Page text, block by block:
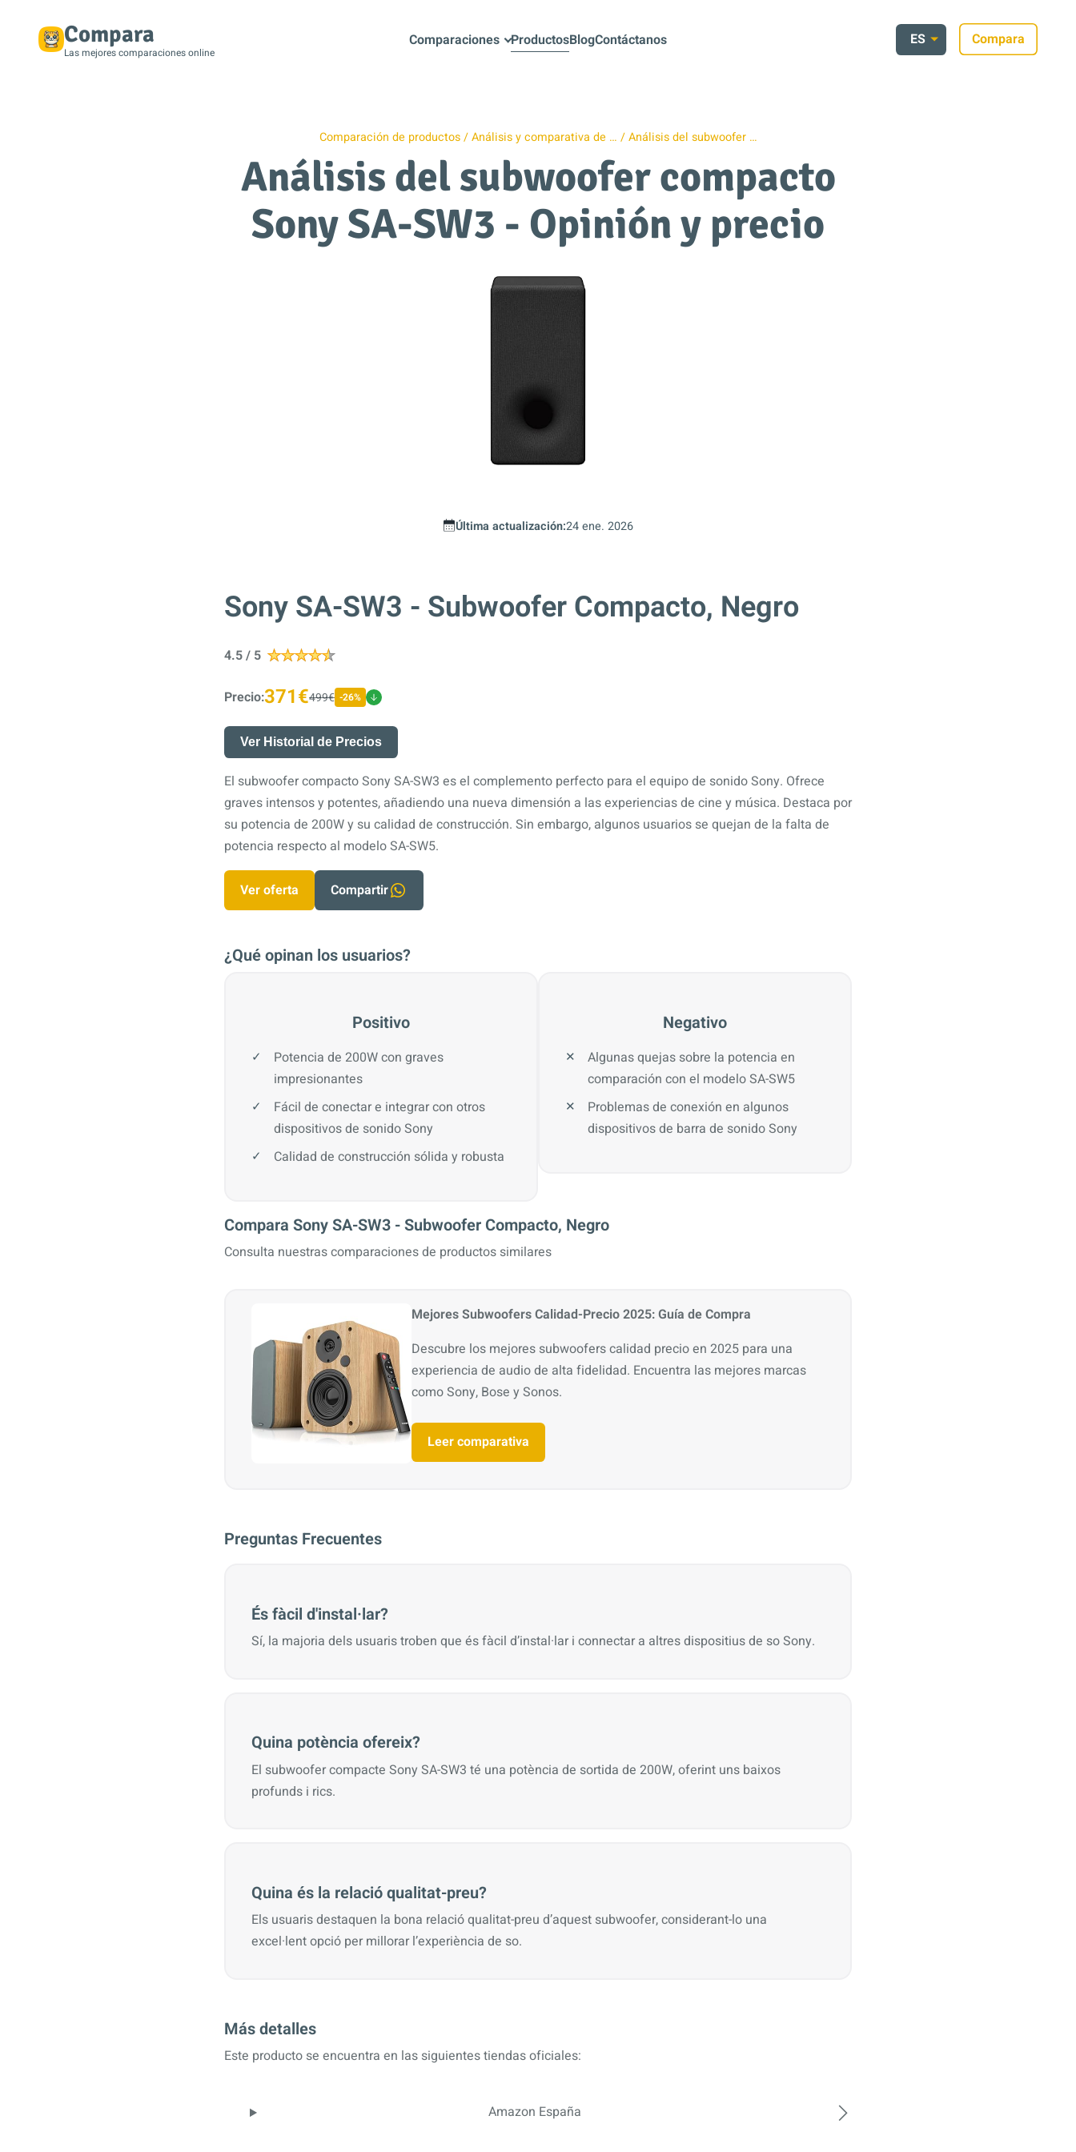
Compara
Las mejores comparaciones online
Comparaciones ProductosBlogContáctanos ES Compara
Comparación de productos Análisis y comparativa de … Análisis del subwoofer …
Análisis del subwoofer compacto
Sony SA-SW3 - Opinión y precio
Última actualización:24 ene. 2026
Sony SA-SW3 - Subwoofer Compacto, Negro
4.5 / 5
Precio:371€499€ -26%
Ver Historial de Precios
El subwoofer compacto Sony SA-SW3 es el complemento perfecto para el equipo de sonido Sony. Ofrece
graves intensos y potentes, añadiendo una nueva dimensión a las experiencias de cine y música. Destaca por
su potencia de 200W y su calidad de construcción. Sin embargo, algunos usuarios se quejan de la falta de
potencia respecto al modelo SA-SW5.
Ver oferta Compartir
¿Qué opinan los usuarios?
Positivo
Potencia de 200W con graves
impresionantes
Fácil de conectar e integrar con otros
dispositivos de sonido Sony
Calidad de construcción sólida y robusta
Negativo
Algunas quejas sobre la potencia en
comparación con el modelo SA-SW5
Problemas de conexión en algunos
dispositivos de barra de sonido Sony
Compara Sony SA-SW3 - Subwoofer Compacto, Negro
Consulta nuestras comparaciones de productos similares
Mejores Subwoofers Calidad-Precio 2025: Guía de Compra
Descubre los mejores subwoofers calidad precio en 2025 para una
experiencia de audio de alta fidelidad. Encuentra las mejores marcas
como Sony, Bose y Sonos.
Leer comparativa
Preguntas Frecuentes
És fàcil d'instal·lar?
Sí, la majoria dels usuaris troben que és fàcil d’instal·lar i connectar a altres dispositius de so Sony.
Quina potència ofereix?
El subwoofer compacte Sony SA-SW3 té una potència de sortida de 200W, oferint uns baixos
profunds i rics.
Quina és la relació qualitat-preu?
Els usuaris destaquen la bona relació qualitat-preu d’aquest subwoofer, considerant-lo una
excel·lent opció per millorar l’experiència de so.
Más detalles
Este producto se encuentra en las siguientes tiendas oficiales:
Amazon España